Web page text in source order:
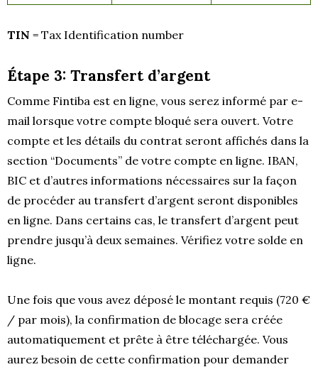
TIN = Tax Identification number
Étape 3: Transfert d’argent
Comme Fintiba est en ligne, vous serez informé par e-
mail lorsque votre compte bloqué sera ouvert. Votre
compte et les détails du contrat seront affichés dans la
section “Documents” de votre compte en ligne. IBAN,
BIC et d’autres informations nécessaires sur la façon
de procéder au transfert d’argent seront disponibles
en ligne. Dans certains cas, le transfert d’argent peut
prendre jusqu’à deux semaines. Vérifiez votre solde en
ligne.
Une fois que vous avez déposé le montant requis (720 €
/ par mois), la confirmation de blocage sera créée
automatiquement et prête à être téléchargée. Vous
aurez besoin de cette confirmation pour demander